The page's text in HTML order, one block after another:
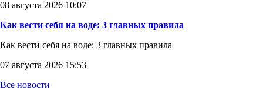
08 августа 2026 10:07
Как вести себя на воде: 3 главных правила
Как вести себя на воде: 3 главных правила
07 августа 2026 15:53
Все новости